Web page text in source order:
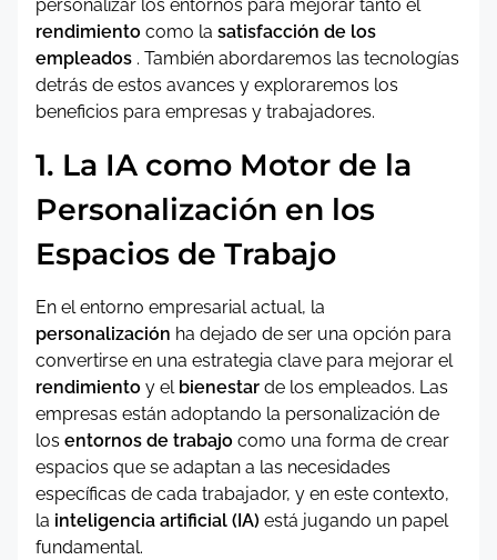
personalizar los entornos para mejorar tanto el
rendimiento como la satisfacción de los
empleados . También abordaremos las tecnologías
detrás de estos avances y exploraremos los
beneficios para empresas y trabajadores.
1. La IA como Motor de la
Personalización en los
Espacios de Trabajo
En el entorno empresarial actual, la
personalización ha dejado de ser una opción para
convertirse en una estrategia clave para mejorar el
rendimiento y el bienestar de los empleados. Las
empresas están adoptando la personalización de
los entornos de trabajo como una forma de crear
espacios que se adaptan a las necesidades
específicas de cada trabajador, y en este contexto,
la inteligencia artificial (IA) está jugando un papel
fundamental.